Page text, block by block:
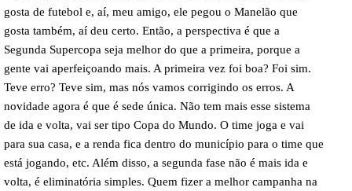
gosta de futebol e, aí, meu amigo, ele pegou o Manelão que
gosta também, aí deu certo. Então, a perspectiva é que a
Segunda Supercopa seja melhor do que a primeira, porque a
gente vai aperfeiçoando mais. A primeira vez foi boa? Foi sim.
Teve erro? Teve sim, mas nós vamos corrigindo os erros. A
novidade agora é que é sede única. Não tem mais esse sistema
de ida e volta, vai ser tipo Copa do Mundo. O time joga e vai
para sua casa, e a renda fica dentro do município para o time que
está jogando, etc. Além disso, a segunda fase não é mais ida e
volta, é eliminatória simples. Quem fizer a melhor campanha na